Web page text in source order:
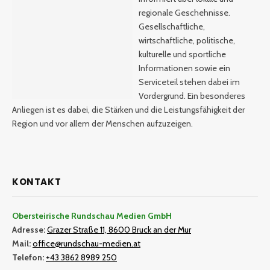
regionale Geschehnisse.
Gesellschaftliche,
wirtschaftliche, politische,
kulturelle und sportliche
Informationen sowie ein
Serviceteil stehen dabei im
Vordergrund. Ein besonderes
Anliegen ist es dabei, die Stärken und die Leistungsfähigkeit der
Region und vor allem der Menschen aufzuzeigen.
KONTAKT
Obersteirische Rundschau Medien GmbH
Adresse:Grazer Straße 11, 8600 Bruck an der Mur
Mail:office@rundschau-medien.at
Telefon: +43 3862 8989 250